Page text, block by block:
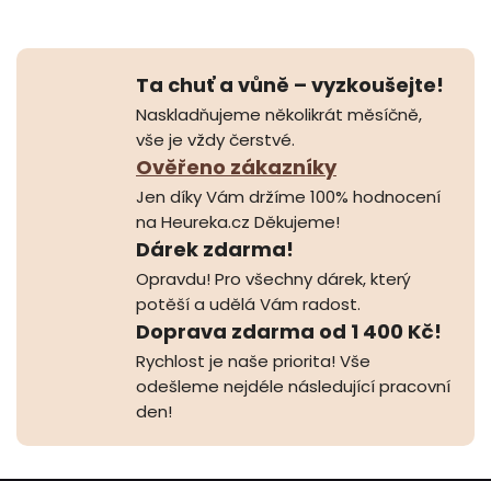
Ta chuť a vůně – vyzkoušejte!
Naskladňujeme několikrát měsíčně,
vše je vždy čerstvé.
Ověřeno zákazníky
Jen díky Vám držíme 100% hodnocení
na Heureka.cz Děkujeme!
Dárek zdarma!
Opravdu! Pro všechny dárek, který
potěší a udělá Vám radost.
Doprava zdarma od 1 400 Kč!
Rychlost je naše priorita! Vše
odešleme nejdéle následující pracovní
den!